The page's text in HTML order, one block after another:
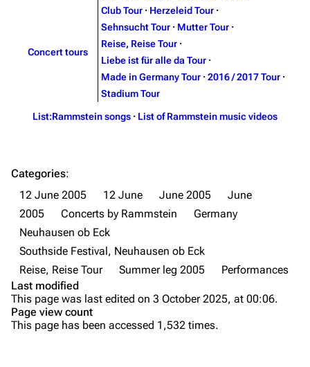
Discography
Videography
Song list
Merchandise
Discography
Videography
Song list
Tour dates
Discography
Videography
Song list
Tour dates
Merchandise
Discography
Videography
Members
Purge
Concert tours
Club Tour · Herzeleid Tour ·
Sehnsucht Tour · Mutter Tour ·
Reise, Reise Tour ·
Liebe ist für alle da Tour ·
Made in Germany Tour · 2016 / 2017 Tour ·
Stadium Tour
List:Rammstein songs · List of Rammstein music videos
Categories:
12 June 2005
12 June June 2005
June
2005
Concerts by Rammstein
Germany
Neuhausen ob Eck
Southside Festival, Neuhausen ob Eck
Reise, Reise Tour
Summer leg 2005
Performances
Last modified
This page was last edited on 3 October 2025, at 00:06.
Page view count
This page has been accessed 1,532 times.